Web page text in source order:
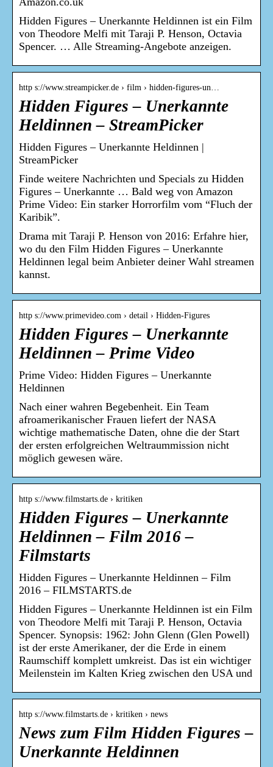
Hidden Figures – Unerkannte Heldinnen ist ein Film
von Theodore Melfi mit Taraji P. Henson, Octavia
Spencer. … Alle Streaming-Angebote anzeigen.
http s://www.streampicker.de › film › hidden-figures-un…
Hidden Figures – Unerkannte
Heldinnen – StreamPicker
Hidden Figures – Unerkannte Heldinnen |
StreamPicker
Finde weitere Nachrichten und Specials zu Hidden
Figures – Unerkannte … Bald weg von Amazon
Prime Video: Ein starker Horrorfilm vom “Fluch der
Karibik”.
Drama mit Taraji P. Henson von 2016: Erfahre hier,
wo du den Film Hidden Figures – Unerkannte
Heldinnen legal beim Anbieter deiner Wahl streamen
kannst.
http s://www.primevideo.com › detail › Hidden-Figures
Hidden Figures – Unerkannte
Heldinnen – Prime Video
Prime Video: Hidden Figures – Unerkannte
Heldinnen
Nach einer wahren Begebenheit. Ein Team
afroamerikanischer Frauen liefert der NASA
wichtige mathematische Daten, ohne die der Start
der ersten erfolgreichen Weltraummission nicht
möglich gewesen wäre.
http s://www.filmstarts.de › kritiken
Hidden Figures – Unerkannte
Heldinnen – Film 2016 –
Filmstarts
Hidden Figures – Unerkannte Heldinnen – Film
2016 – FILMSTARTS.de
Hidden Figures – Unerkannte Heldinnen ist ein Film
von Theodore Melfi mit Taraji P. Henson, Octavia
Spencer. Synopsis: 1962: John Glenn (Glen Powell)
ist der erste Amerikaner, der die Erde in einem
Raumschiff komplett umkreist. Das ist ein wichtiger
Meilenstein im Kalten Krieg zwischen den USA und
http s://www.filmstarts.de › kritiken › news
News zum Film Hidden Figures –
Unerkannte Heldinnen